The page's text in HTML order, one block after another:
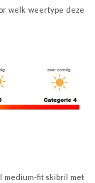
welk weertype deze
medium-fit skibril met